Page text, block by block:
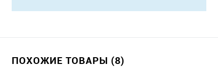
ПОХОЖИЕ ТОВАРЫ (8)